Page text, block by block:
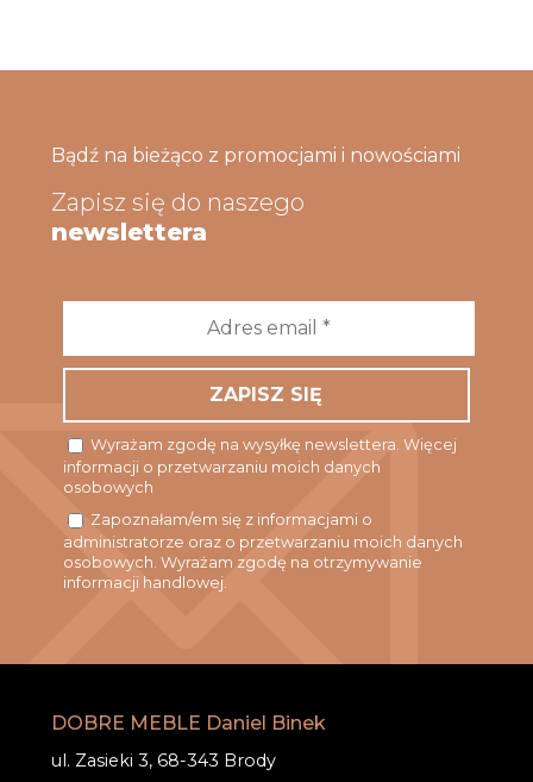
Bądź na bieżąco z promocjami i nowościami
Zapisz się do naszego
newslettera
*
Wyrażam zgodę na wysyłkę newslettera. Więcej
informacji o przetwarzaniu moich danych
osobowych
Zapoznałam/em się z informacjami o
administratorze oraz o przetwarzaniu moich danych
osobowych. Wyrażam zgodę na otrzymywanie
informacji handlowej.
DOBRE MEBLE Daniel Binek
ul. Zasieki 3, 68-343 Brody